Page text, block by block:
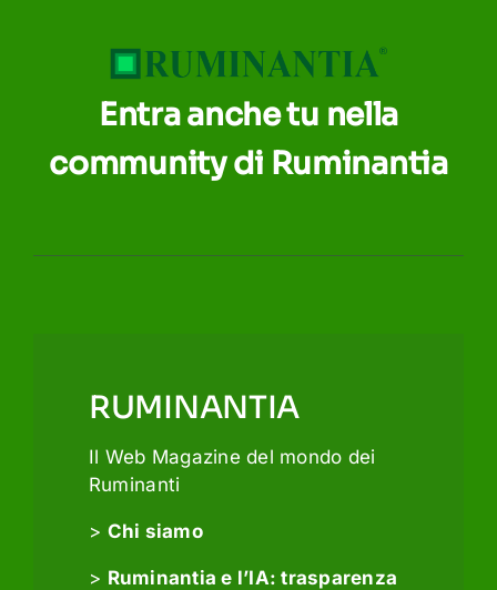
Entra anche tu nella
community di Ruminantia
RUMINANTIA
Il Web Magazine del mondo dei
Ruminanti
> Chi siamo
> Ruminantia e l’IA: trasparenza